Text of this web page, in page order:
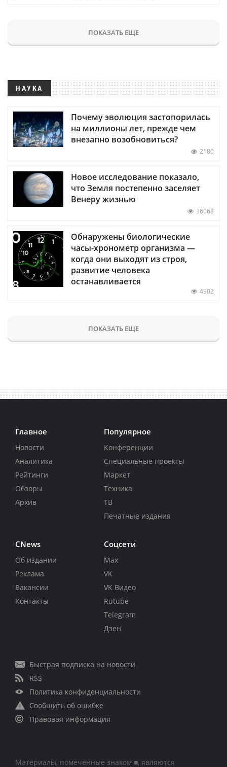
ПОКАЗАТЬ ЕЩЕ
НАУКА
Почему эволюция застопорилась
на миллионы лет, прежде чем
внезапно возобновиться?
2180
Новое исследование показало,
что Земля постепенно заселяет
Венеру жизнью
36068
Обнаружены биологические
часы-хронометр организма —
когда они выходят из строя,
развитие человека
останавливается
4902
ПОКАЗАТЬ ЕЩЕ
Главное
Новости
Аналитика
Рейтинги
Обзоры
Архив
Популярное
Конференции
Специальные проекты
Маркет
Техника
ТВ
Печатные издания
CNews
Об издании
Реклама
Вакансии
Контакты
Соцсети
Max
VK
VK Видео
Rutube
Telegram
Дзен
Быстрая подписка на новости
RSS
Политика конфиденциальности
Сообщить об ошибке
Правовая информация
Материалы, помеченные знаком ■, являются